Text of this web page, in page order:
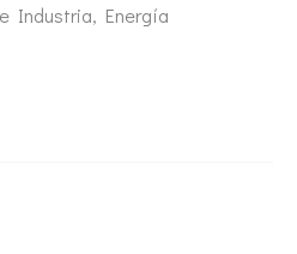
Industria, Energía